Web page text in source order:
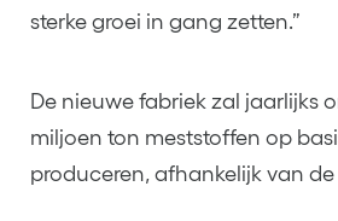
sterke groei in gang zetten.”
De nieuwe fabriek zal jaarlijks
miljoen ton meststoffen op
produceren, afhankelijk van de